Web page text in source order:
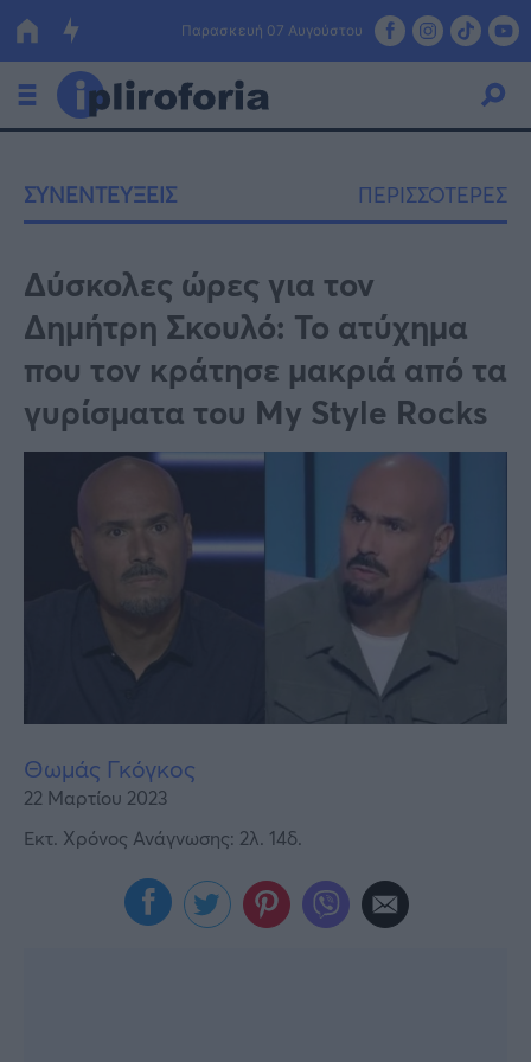
Παρασκευή 07 Αυγούστου
Οικονομία
Πολιτική
Τράπεζες
Επιδοτήσεις
ΕΣΠΑ
Κόσμος
Lifestyle
Αθλητικά
Υγεία
Γυναίκα
Καιρός
ΣΥΝΕΝΤΕΥΞΕΙΣ ΠΕΡΙΣΣΟΤΕΡΕΣ
Δύσκολες ώρες για τον
Δημήτρη Σκουλό: Το ατύχημα
που τον κράτησε μακριά από τα
γυρίσματα του My Style Rocks
Θωμάς Γκόγκος
22 Μαρτίου 2023
Εκτ. Χρόνος Ανάγνωσης: 2λ. 14δ.